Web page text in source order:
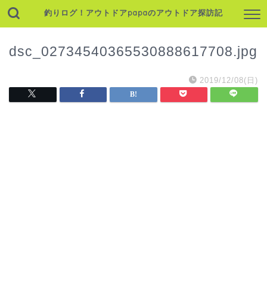
釣りログ！アウトドアpapaのアウトドア探訪記
dsc_02734540365530888617708.jpg
2019/12/08(日)